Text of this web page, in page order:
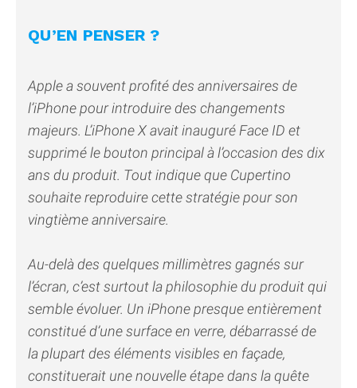
QU’EN PENSER ?
Apple a souvent profité des anniversaires de
l’iPhone pour introduire des changements
majeurs. L’iPhone X avait inauguré Face ID et
supprimé le bouton principal à l’occasion des dix
ans du produit. Tout indique que Cupertino
souhaite reproduire cette stratégie pour son
vingtième anniversaire.
Au-delà des quelques millimètres gagnés sur
l’écran, c’est surtout la philosophie du produit qui
semble évoluer. Un iPhone presque entièrement
constitué d’une surface en verre, débarrassé de
la plupart des éléments visibles en façade,
constituerait une nouvelle étape dans la quête